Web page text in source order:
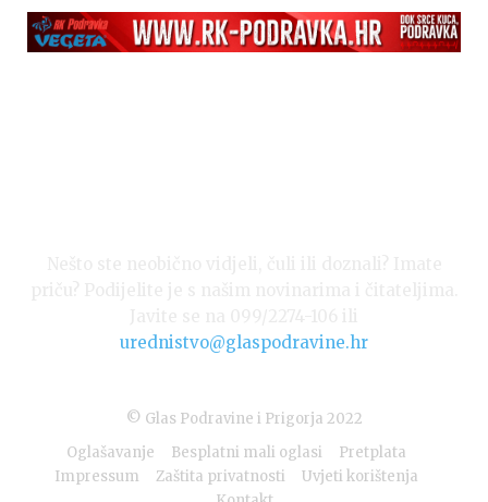
urednistvo@glaspodravine.hr
© Glas Podravine i Prigorja 2022
Oglašavanje
Besplatni mali oglasi
Pretplata
Impressum
Zaštita privatnosti
Uvjeti korištenja